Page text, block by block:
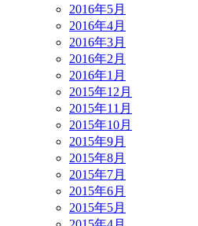
2016年5月
2016年4月
2016年3月
2016年2月
2016年1月
2015年12月
2015年11月
2015年10月
2015年9月
2015年8月
2015年7月
2015年6月
2015年5月